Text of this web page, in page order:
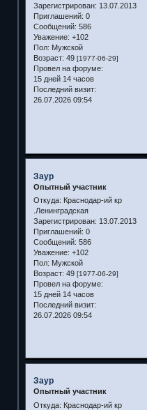
Зарегистрирован: 13.07.2013
Приглашений: 0
Сообщений: 586
Уважение: +102
Пол: Мужской
Возраст: 49 [1977-06-29]
Провел на форуме:
15 дней 14 часов
Последний визит:
26.07.2026 09:54
Заур
Опытный участник
Откуда: Краснодар-ий кр
.Ленинградская
Зарегистрирован: 13.07.2013
Приглашений: 0
Сообщений: 586
Уважение: +102
Пол: Мужской
Возраст: 49 [1977-06-29]
Провел на форуме:
15 дней 14 часов
Последний визит:
26.07.2026 09:54
Заур
Опытный участник
Откуда: Краснодар-ий кр